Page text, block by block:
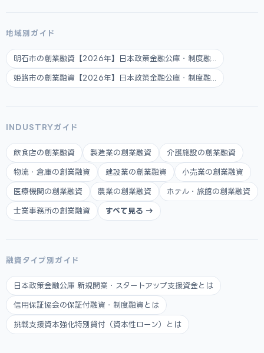
地域別ガイド
明石市の創業融資【2026年】日本政策金融公庫・制度融...
姫路市の創業融資【2026年】日本政策金融公庫・制度融...
INDUSTRYガイド
飲食店の創業融資 製造業の創業融資 介護施設の創業融資
物流・倉庫の創業融資 建設業の創業融資 小売業の創業融資
医療機関の創業融資 農業の創業融資 ホテル・旅館の創業融資
士業事務所の創業融資 すべて見る →
融資タイプ別ガイド
日本政策金融公庫 新規開業・スタートアップ支援資金とは
信用保証協会の保証付融資・制度融資とは
挑戦支援資本強化特別貸付（資本性ローン）とは